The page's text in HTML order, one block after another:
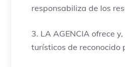
responsabiliza de los
3. LA AGENCIA ofrece
turísticos de reconocido